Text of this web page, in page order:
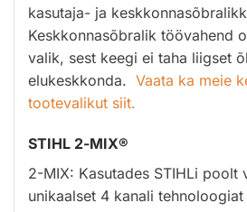
kasutaja- ja
Keskkonnasõbralik töövahend
valik, sest keegi ei taha liigset
elukeskkonda. Vaata ka meie
tootevalikut siit.
STIHL 2-MIX®
2-MIX: Kasutades STIHLi poolt
unikaalset 4 kanali tehnoloogiat